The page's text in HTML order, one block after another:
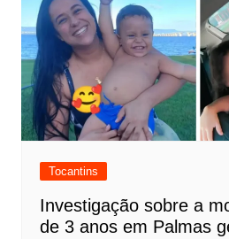
Tocantins
Investigação sobre a
de 3 anos em Palmas